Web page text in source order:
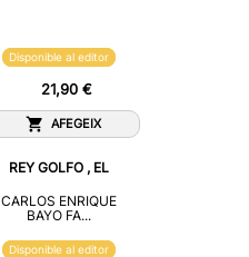
Disponible al editor
21,90 €
AFEGEIX
REY GOLFO , EL
CARLOS ENRIQUE
BAYO FA...
Disponible al editor